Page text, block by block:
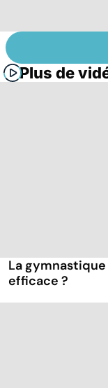
Plus de
La
efficace ?